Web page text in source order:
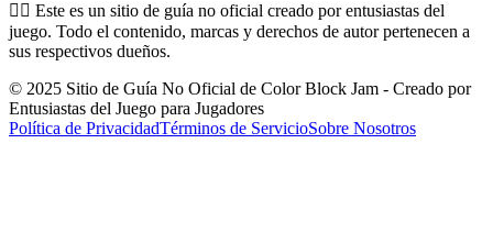
👉🏻 Este es un sitio de guía no oficial creado por entusiastas del
juego. Todo el contenido, marcas y derechos de autor pertenecen a
sus respectivos dueños.
© 2025 Sitio de Guía No Oficial de Color Block Jam - Creado por
Entusiastas del Juego para Jugadores
Política de PrivacidadTérminos de ServicioSobre Nosotros